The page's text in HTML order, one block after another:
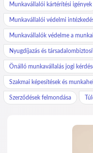
Munkavállalói kártérítési igények
Munkavállalói védelmi
Munkavállalók védelme a
Nyugdíjazás és
Önálló munkavállalás jogi
Szakmai képesítések és
Szerződések felmondása